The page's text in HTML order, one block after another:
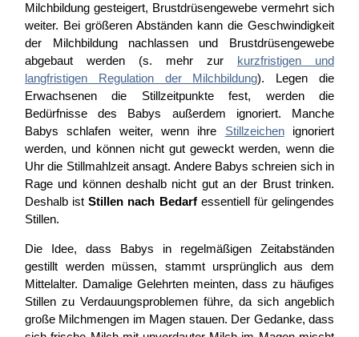
Milchbildung gesteigert, Brustdrüsengewebe vermehrt sich
weiter. Bei größeren Abständen kann die Geschwindigkeit
der Milchbildung nachlassen und Brustdrüsengewebe
abgebaut werden (s. mehr zur kurzfristigen und
langfristigen Regulation der Milchbildung). Legen die
Erwachsenen die Stillzeitpunkte fest, werden die
Bedürfnisse des Babys außerdem ignoriert. Manche
Babys schlafen weiter, wenn ihre Stillzeichenignoriert
werden, und können nicht gut geweckt werden, wenn die
Uhr die Stillmahlzeit ansagt. Andere Babys schreien sich in
Rage und können deshalb nicht gut an der Brust trinken.
Deshalb istStillen nach Bedarfessentiell für gelingendes
Stillen.
Die Idee, dass Babys in regelmäßigen Zeitabständen
gestillt werden müssen, stammt ursprünglich aus dem
Mittelalter. Damalige Gelehrten meinten, dass zu häufiges
Stillen zu Verdauungsproblemen führe, da sich angeblich
große Milchmengen im Magen stauen. Der Gedanke, dass